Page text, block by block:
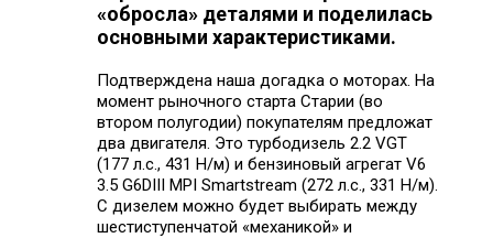
«обросла» деталями и поделилась
основными характеристиками.
Подтверждена наша догадка о моторах. На
момент рыночного старта Старии (во
втором полугодии) покупателям предложат
два двигателя. Это турбодизель 2.2 VGT
(177 л.с., 431 Н/м) и бензиновый агрегат V6
3.5 G6DIII MPI Smartstream (272 л.с., 331 Н/м).
С дизелем можно будет выбирать между
шестиступенчатой «механикой» и